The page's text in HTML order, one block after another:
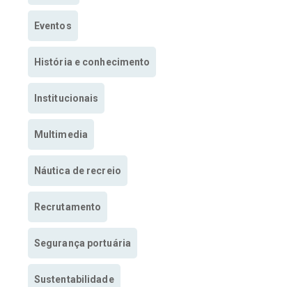
Eventos
História e conhecimento
Institucionais
Multimedia
Náutica de recreio
Recrutamento
Segurança portuária
Sustentabilidade